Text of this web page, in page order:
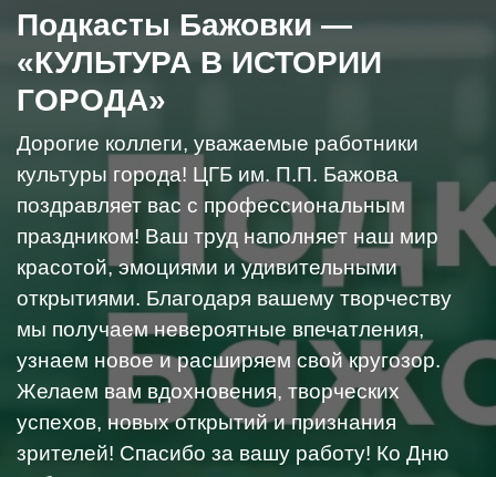
Подкасты Бажовки —
«КУЛЬТУРА В ИСТОРИИ
ГОРОДА»
Дорогие коллеги, уважаемые работники
культуры города! ЦГБ им. П.П. Бажова
поздравляет вас с профессиональным
праздником! Ваш труд наполняет наш мир
красотой, эмоциями и удивительными
открытиями. Благодаря вашему творчеству
мы получаем невероятные впечатления,
узнаем новое и расширяем свой кругозор.
Желаем вам вдохновения, творческих
успехов, новых открытий и признания
зрителей! Спасибо за вашу работу! Ко Дню